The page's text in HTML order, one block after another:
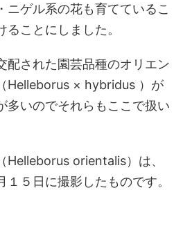
ニゲル系の花も育てているこ
ことにしました。
配された園芸品種のオリエン
Helleborus × hybridus ）が
多いのでそれらもここで扱い
Helleborus orientalis）は、
１５日に撮影したものです。